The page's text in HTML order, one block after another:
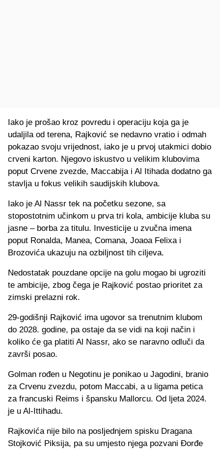
Iako je prošao kroz povredu i operaciju koja ga je
udaljila od terena, Rajković se nedavno vratio i odmah
pokazao svoju vrijednost, iako je u prvoj utakmici dobio
crveni karton. Njegovo iskustvo u velikim klubovima
poput Crvene zvezde, Maccabija i Al Itihada dodatno ga
stavlja u fokus velikih saudijskih klubova.
Iako je Al Nassr tek na početku sezone, sa
stopostotnim učinkom u prva tri kola, ambicije kluba su
jasne – borba za titulu. Investicije u zvučna imena
poput Ronalda, Manea, Comana, Joaoa Felixa i
Brozovića ukazuju na ozbiljnost tih ciljeva.
Nedostatak pouzdane opcije na golu mogao bi ugroziti
te ambicije, zbog čega je Rajković postao prioritet za
zimski prelazni rok.
29-godišnji Rajković ima ugovor sa trenutnim klubom
do 2028. godine, pa ostaje da se vidi na koji način i
koliko će ga platiti Al Nassr, ako se naravno odluči da
završi posao.
Golman rođen u Negotinu je ponikao u Jagodini, branio
za Crvenu zvezdu, potom Maccabi, a u ligama petica
za francuski Reims i špansku Mallorcu. Od ljeta 2024.
je u Al-Ittihadu.
Rajkovića nije bilo na posljednjem spisku Dragana
Stojković Piksija, pa su umjesto njega pozvani Đorđe